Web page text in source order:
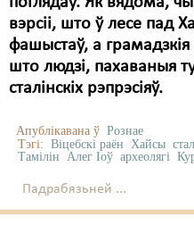
вэрсіі, што ў лесе пад
фашыстаў, а
што людзі, пахаваныя
сталінскіх рэпрэсіяў.
Апублікавана ў Рознае
Тэгі: Віцебскі раён Хайсы
Тамілін Алег Іоў археолягі
Падрабязьней ...